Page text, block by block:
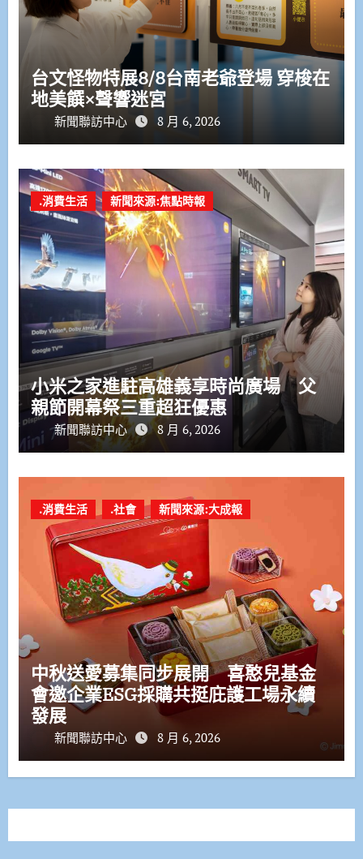
台文怪物特展8/8台南老爺登場 穿梭在
地美饌×聲響迷宮
新聞聯訪中心 8 月 6, 2026
.消費生活 新聞來源:焦點時報
小米之家進駐高雄義享時尚廣場 父
親節開幕祭三重超狂優惠
新聞聯訪中心 8 月 6, 2026
.消費生活 .社會 新聞來源:大成報
中秋送愛募集同步展開 喜憨兒基金
會邀企業ESG採購共挺庇護工場永續
發展
新聞聯訪中心 8 月 6, 2026